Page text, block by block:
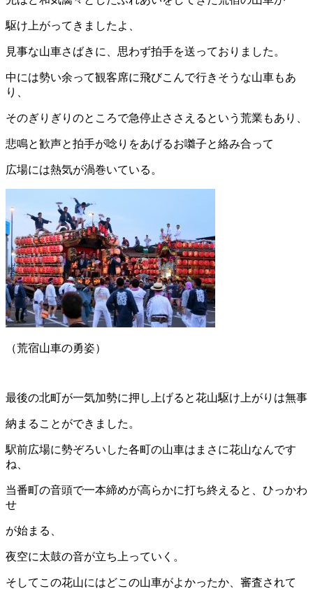
駆け上がってきましたよ、
見事な山車さばきに、思わず拍手を送っておりました。
中には勢い余って観客席に飛びこんで行きそうな山車もあ
り、
そのぎりぎりのところで急停止ささえるという荒業もあり、
悲鳴と歓声と拍手が唸りをあげるお囃子と絡み合って
広場には熱気が渦巻いている。
（荒宿山車の勇姿）
最後の北町が一気加勢に押し上げると花山駆け上がりは無事
納まることができました。
駅前広場に勢ぞろいした各町の山車はまさに花山なんです
ね、
当番町の音頭で一本締めが高らかに打ち終えると、ひっかわ
せ
が始まる、
夜空に太鼓の音が立ち上っていく。
そしてこの花山にはどこの山車がよかったか、審査されて